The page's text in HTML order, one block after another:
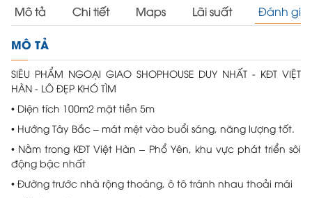
Mô tả Chi tiết Maps Lãi suất Đánh giá
MÔ TẢ
SIÊU PHẨM NGOẠI GIAO SHOPHOUSE DUY NHẤT - KĐT VIỆT
HÀN - LÔ ĐẸP KHÓ TÌM
• Diện tích 100m2 mặt tiền 5m
• Hướng Tây Bắc – mát mệt vào buổi sáng, năng lượng tốt.
• Nằm trong KĐT Việt Hàn – Phổ Yên, khu vực phát triển sôi
động bậc nhất
• Đường trước nhà rộng thoáng, ô tô tránh nhau thoải mái